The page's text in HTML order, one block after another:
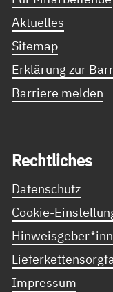
Aktuelles
Sitemap
Erklärung zur
Barriere melden
Recht­li­ches
Datenschutz
Cookie-
Impressum